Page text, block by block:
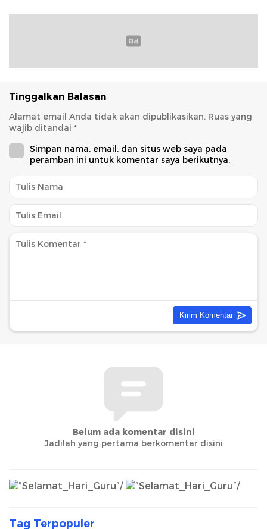
Tinggalkan Balasan
Alamat email Anda tidak akan dipublikasikan. Ruas yang
wajib ditandai *
Simpan nama, email, dan situs web saya pada
peramban ini untuk komentar saya berikutnya.
Belum ada komentar disini
Jadilah yang pertama berkomentar disini
Tag Terpopuler